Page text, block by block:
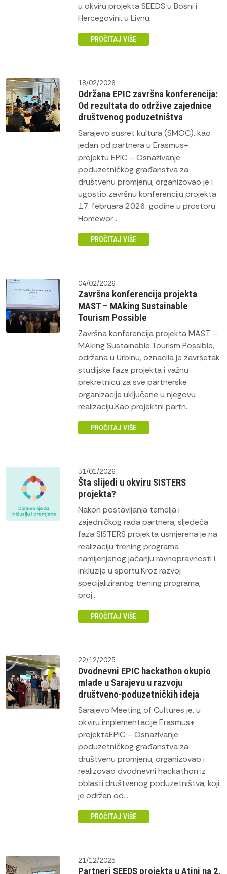
u okviru projekta SEEDS u Bosni i
Hercegovini, u Livnu.
PROČITAJ VIŠE
18/02/2026
Održana EPIC završna konferencija:
Od rezultata do održive zajednice
društvenog poduzetništva
Sarajevo susret kultura (SMOC), kao
jedan od partnera u Erasmus+
projektu EPIC – Osnaživanje
poduzetničkog građanstva za
društvenu promjenu, organizovao je i
ugostio završnu konferenciju projekta
17. februara 2026. godine u prostoru
Homewor...
PROČITAJ VIŠE
04/02/2026
Završna konferencija projekta
MAST – MAking Sustainable
Tourism Possible
Završna konferencija projekta MAST –
MAking Sustainable Tourism Possible,
održana u Urbinu, označila je završetak
studijske faze projekta i važnu
prekretnicu za sve partnerske
organizacije uključene u njegovu
realizaciju.Kao projektni partn...
PROČITAJ VIŠE
31/01/2026
Šta slijedi u okviru SISTERS
projekta?
Nakon postavljanja temelja i
zajedničkog rada partnera, sljedeća
faza SISTERS projekta usmjerena je na
realizaciju trening programa
namijenjenog jačanju ravnopravnosti i
inkluzije u sportu.Kroz razvoj
specijaliziranog trening programa,
proj...
PROČITAJ VIŠE
22/12/2025
Dvodnevni EPIC hackathon okupio
mlade u Sarajevu u razvoju
društveno-poduzetničkih ideja
Sarajevo Meeting of Cultures je, u
okviru implementacije Erasmus+
projektaEPIC – Osnaživanje
poduzetničkog građanstva za
društvenu promjenu, organizovao i
realizovao dvodnevni hackathon iz
oblasti društvenog poduzetništva, koji
je održan od...
PROČITAJ VIŠE
21/12/2025
Partneri SEEDS projekta u Atini na 2.